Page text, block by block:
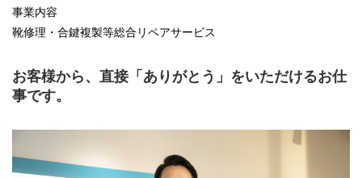
事業内容
靴修理・合鍵複製等総合リペアサービス
お客様から、直接「ありがとう」をいただけるお仕
事です。